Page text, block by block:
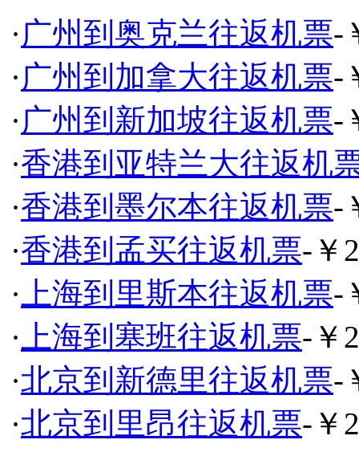
·广州到奥克兰往返机票-
·广州到加拿大往返机票-
·广州到新加坡往返机票-
·香港到亚特兰大往返机
·香港到墨尔本往返机票-
·香港到孟买往返机票-￥
· 上海到里斯本往返机票-
· 上海到塞班往返机票-￥
·北京到新德里往返机票-
·北京到里昂往返机票-￥